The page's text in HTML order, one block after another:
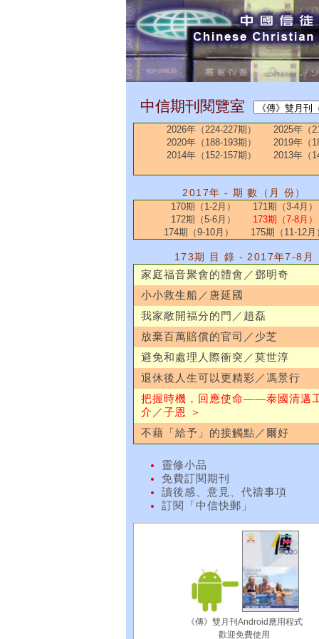
中信期刊閱覽室
2026年（224-227期）
2025年（
2020年（188-193期）
2019年（
2014年（152-157期）
2013年（
2017年 - 期 數（月 份）
170期（1-2月）
171期（3-4月）
172期（5-6月）
173期（7-8月）
174期（9-10月）
175期（11-12月
173期 目 錄 - 2017年7-8月
家庭福音聚會的體會／鄧明奇
小小救生船／唐延國
我家敞開福分的門／趙磊
放棄百萬賠償的官司／少芝
避免和處理人際衝突／莫世淳
退休後人生可以更精彩／馮景行
把握時機，回應使命——泰國清邁
介／子恩 ＞
不藉「給予」的接觸點／爾好
靈修小品
免費訂閱期刊
讀後感、意見、代禱事項
訂閱「中信快郵」
《傳》雙月刊Android應用程式
歡迎免費使用